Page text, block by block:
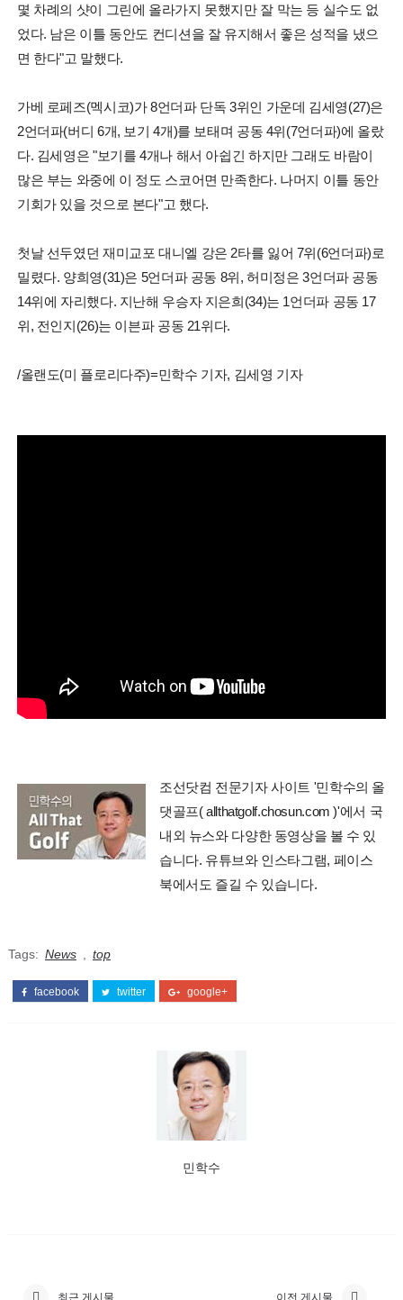
몇 차례의 샷이 그린에 올라가지 못했지만 잘 막는 등 실수도 없
었다. 남은 이틀 동안도 컨디션을 잘 유지해서 좋은 성적을 냈으
면 한다"고 말했다.
가베 로페즈(멕시코)가 8언더파 단독 3위인 가운데 김세영(27)은
2언더파(버디 6개, 보기 4개)를 보태며 공동 4위(7언더파)에 올랐
다. 김세영은 "보기를 4개나 해서 아쉽긴 하지만 그래도 바람이
많은 부는 와중에 이 정도 스코어면 만족한다. 나머지 이틀 동안
기회가 있을 것으로 본다"고 했다.
첫날 선두였던 재미교포 대니엘 강은 2타를 잃어 7위(6언더파)로
밀렸다. 양희영(31)은 5언더파 공동 8위, 허미정은 3언더파 공동
14위에 자리했다. 지난해 우승자 지은희(34)는 1언더파 공동 17
위, 전인지(26)는 이븐파 공동 21위다.
/올랜도(미 플로리다주)=민학수 기자, 김세영 기자
조선닷컴 전문기자 사이트 '민학수의 올
댓골프( allthatgolf.chosun.com )'에서 국
내외 뉴스와 다양한 동영상을 볼 수 있
습니다. 유튜브와 인스타그램, 페이스
북에서도 즐길 수 있습니다.
Tags: News top
facebook twitter google+
민학수
최근 게시물 이전 게시물